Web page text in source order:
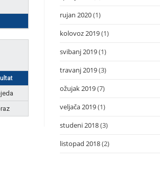
rujan 2020(1)
kolovoz 2019(1)
svibanj 2019(1)
travanj 2019(3)
ožujak 2019(7)
veljača 2019(1)
studeni 2018(3)
listopad 2018(2)